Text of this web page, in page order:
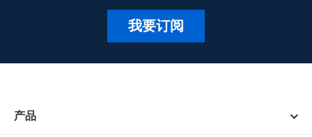
我要订阅
产品